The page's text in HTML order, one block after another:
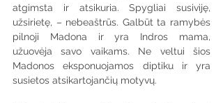
atgimsta ir atsikuria. Spygliai susiviję,
užsirietę, – nebeaštrūs. Galbūt ta ramybės
pilnoji Madona ir yra Indros mama,
užuovėja savo vaikams. Ne veltui šios
Madonos eksponuojamos diptiku ir yra
susietos atsikartojančių motyvų.